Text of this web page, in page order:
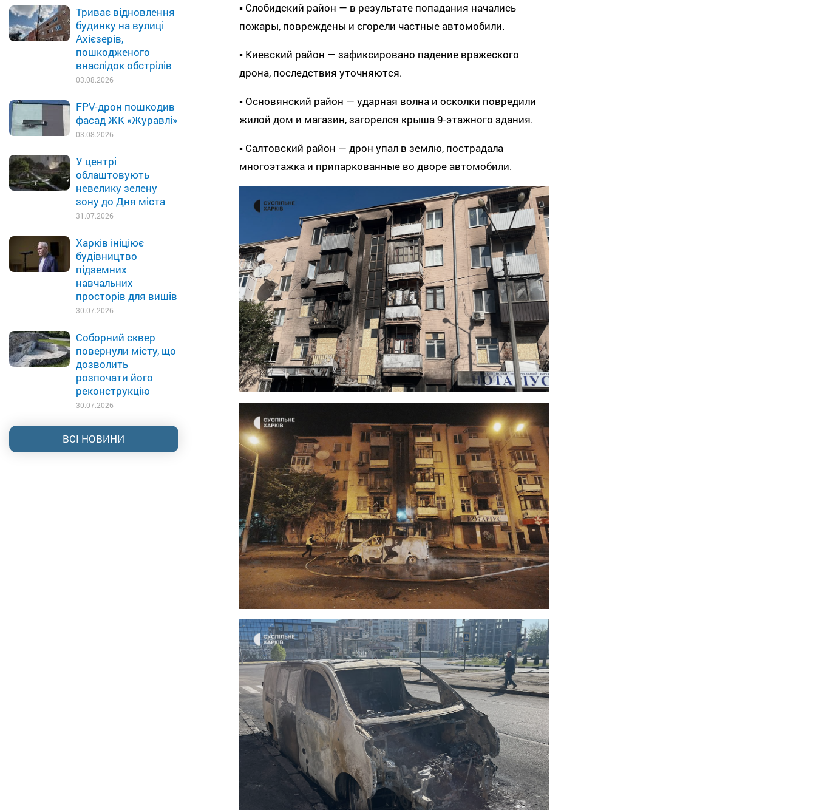
Триває відновлення
будинку на вулиці
Ахієзерів,
пошкодженого
внаслідок обстрілів
03.08.2026
FPV-дрон пошкодив
фасад ЖК «Журавлі»
03.08.2026
У центрі
облаштовують
невелику зелену
зону до Дня міста
31.07.2026
Харків ініціює
будівництво
підземних
навчальних
просторів для вишів
30.07.2026
Соборний сквер
повернули місту, що
дозволить
розпочати його
реконструкцію
30.07.2026
ВСІ НОВИНИ
▪️ Слобидский район — в результате попадания начались
пожары, повреждены и сгорели частные автомобили.
▪️ Киевский район — зафиксировано падение вражеского
дрона, последствия уточняются.
▪️ Основянский район — ударная волна и осколки повредили
жилой дом и магазин, загорелся крыша 9-этажного здания.
▪️ Салтовский район — дрон упал в землю, пострадала
многоэтажка и припаркованные во дворе автомобили.